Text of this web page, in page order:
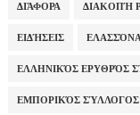
ΔΙΆΦΟΡΑ ΔΙΑΚΟΠΉ
ΕΙΔΉΣΕΙΣ
ΕΛΛΗΝΙΚΌΣ ΕΡΥΘΡΌΣ
ΕΜΠΟΡΙΚΌΣ